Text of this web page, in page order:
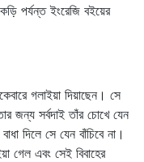
পর্যন্ত ইংরেজি বইয়ের
গলাইয়া দিয়াছেন। সে
জন্য সর্বদাই তাঁর চোখে যেন
দিলে সে যেন বাঁচিবে না।
গেল এবং সেই বিবাহের